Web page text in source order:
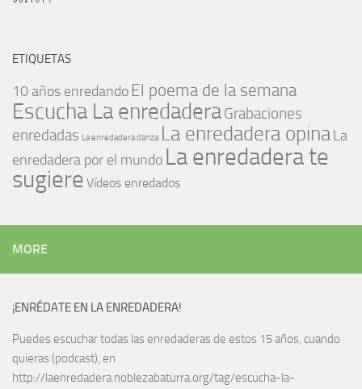
ETIQUETAS
10 años enredando El poema de la semana
Escucha La enredaderaGrabaciones
enredadas La enredadera danza La enredadera opina La
enredadera por el mundo La enredadera te
sugiere Vídeos enredados
MORE
¡ENRÉDATE EN LA ENREDADERA!
Puedes escuchar todas las enredaderas de estos 15 años, cuando
quieras (podcast), en
http://laenredadera.noblezabaturra.org/tag/escucha-la-